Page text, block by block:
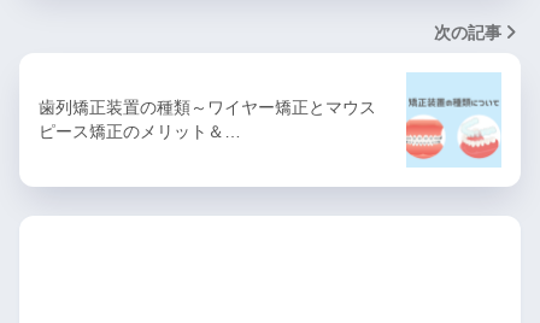
次の記事
歯列矯正装置の種類～ワイヤー矯正とマウス
ピース矯正のメリット＆…